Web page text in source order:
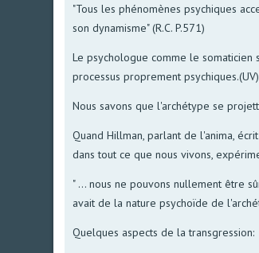
"Tous les phénomènes psychiques
son dynamisme" (R.C. P.571)
Le psychologue comme le
processus proprement psychiques.(UV)
Nous savons que l'archétype se
Quand Hillman, parlant de l'anima,
dans tout ce que nous vivons,
" ... nous ne pouvons nullement être
avait de la nature psychoïde de
Quelques aspects de la transgression: